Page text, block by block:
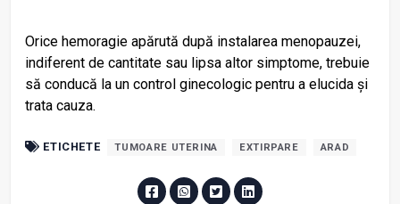
Orice hemoragie apărută după instalarea menopauzei,
indiferent de cantitate sau lipsa altor simptome, trebuie
să conducă la un control ginecologic pentru a elucida și
trata cauza.
ETICHETE TUMOARE UTERINA EXTIRPARE ARAD